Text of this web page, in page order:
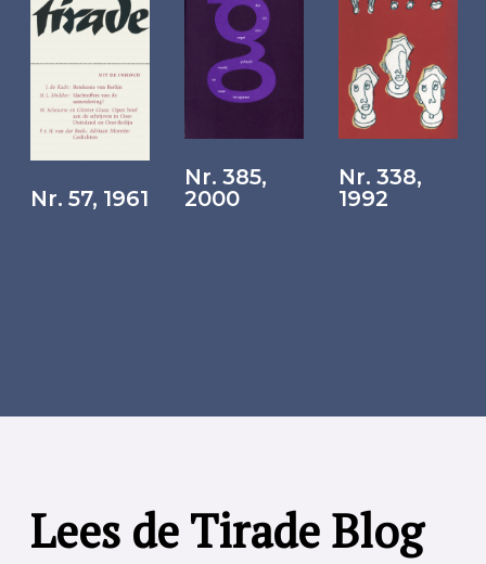
Nr. 57, 1961
Nr. 385,
2000
Nr. 338,
1992
Lees de Tirade Blog